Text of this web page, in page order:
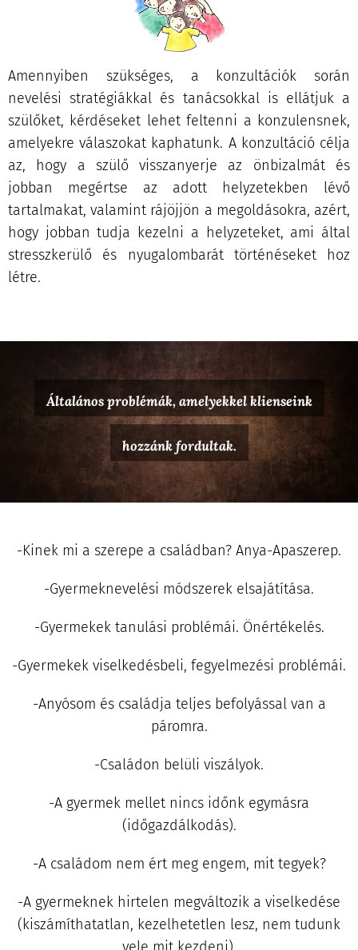
Amennyiben szükséges, a konzultációk során
nevelési stratégiákkal és tanácsokkal is ellátjuk a
szülőket, kérdéseket lehet feltenni a konzulensnek,
amelyekre válaszokat kaphatunk. A konzultáció célja
az, hogy a szülő visszanyerje az önbizalmát és
jobban megértse az adott helyzetekben lévő
tartalmakat, valamint rájöjjön a megoldásokra, azért,
hogy jobban tudja kezelni a helyzeteket, ami által
stresszkerülő és nyugalombarát történéseket hoz
létre.
Általános problémák, amelyekkel klienseink
hozzánk fordultak.
-Kinek mi a szerepe a családban? Anya-Apaszerep.
-Gyermeknevelési módszerek elsajátítása.
-Gyermekek tanulási problémái. Önértékelés.
-Gyermekek viselkedésbeli, fegyelmezési problémái.
-Anyósom és családja teljes befolyással van a
páromra.
-Családon belüli viszályok.
-A gyermek mellet nincs időnk egymásra
(időgazdálkodás).
-A családom nem ért meg engem, mit tegyek?
-A gyermeknek hirtelen megváltozik a viselkedése
(kiszámíthatatlan, kezelhetetlen lesz, nem tudunk